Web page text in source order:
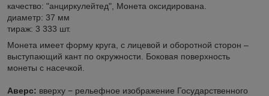
качество: "анциркулейтед", Монета оксидирована.
диаметр: 37 мм
тираж: 3 333 шт.
Монета имеет форму круга, с лицевой и оборотной сторон –
выступающий кант по окружности. Боковая поверхность
монеты с насечкой.
Аверс: вверху − рельефное изображение Государственного